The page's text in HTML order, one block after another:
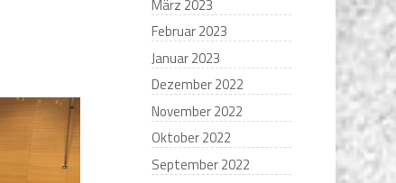
März 2023
Februar 2023
Januar 2023
Dezember 2022
November 2022
Oktober 2022
September 2022